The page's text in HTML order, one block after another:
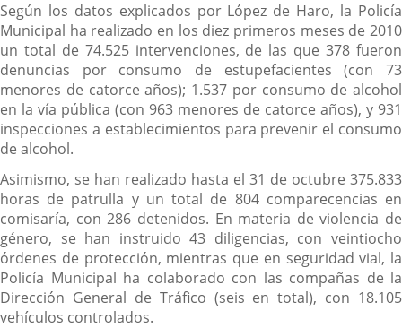
Según los datos explicados por López de Haro, la Policía
Municipal ha realizado en los diez primeros meses de 2010
un total de 74.525 intervenciones, de las que 378 fueron
denuncias por consumo de estupefacientes (con 73
menores de catorce años); 1.537 por consumo de alcohol
en la vía pública (con 963 menores de catorce años), y 931
inspecciones a establecimientos para prevenir el consumo
de alcohol.
Asimismo, se han realizado hasta el 31 de octubre 375.833
horas de patrulla y un total de 804 comparecencias en
comisaría, con 286 detenidos. En materia de violencia de
género, se han instruido 43 diligencias, con veintiocho
órdenes de protección, mientras que en seguridad vial, la
Policía Municipal ha colaborado con las compañas de la
Dirección General de Tráfico (seis en total), con 18.105
vehículos controlados.